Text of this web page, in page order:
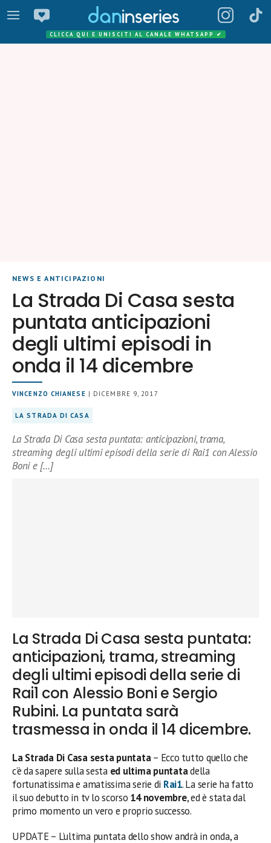
CLICCA QUI E UNISCITI AL CANALE WHATSAPP ✔
NEWS E ANTICIPAZIONI
La Strada Di Casa sesta
puntata anticipazioni
degli ultimi episodi in
onda il 14 dicembre
VINCENZO CHIANESE | DICEMBRE 9, 2017
LA STRADA DI CASA
La Strada Di Casa sesta puntata: anticipazioni, trama,
streaming degli ultimi episodi della serie di Rai1 con Alessio
Boni e […]
La Strada Di Casa sesta puntata:
anticipazioni, trama, streaming
degli ultimi episodi della serie di
Rai1 con Alessio Boni e Sergio
Rubini. La puntata sarà
trasmessa in onda il 14 dicembre.
La Strada Di Casa sesta puntata– Ecco tutto quello che
c’è da sapere sulla sestaed ultima puntatadella
fortunatissima e amatissima serie di Rai1. La serie ha fatto
il suo debutto in tv lo scorso 14 novembre, ed è stata dal
primo momento un vero e proprio successo.
UPDATE – L’ultima puntata dello show andrà in onda, a